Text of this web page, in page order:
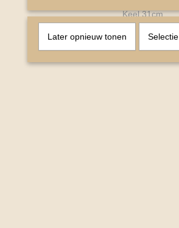
Keel 31cm
Later opnieuw tonen